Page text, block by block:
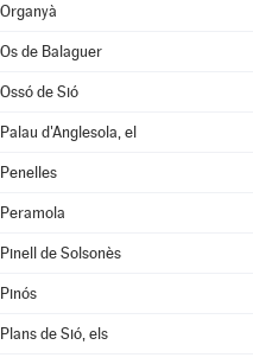
Organyà
Os de Balaguer
Ossó de Sió
Palau d'Anglesola, el
Penelles
Peramola
Pinell de Solsonès
Pinós
Plans de Sió, els